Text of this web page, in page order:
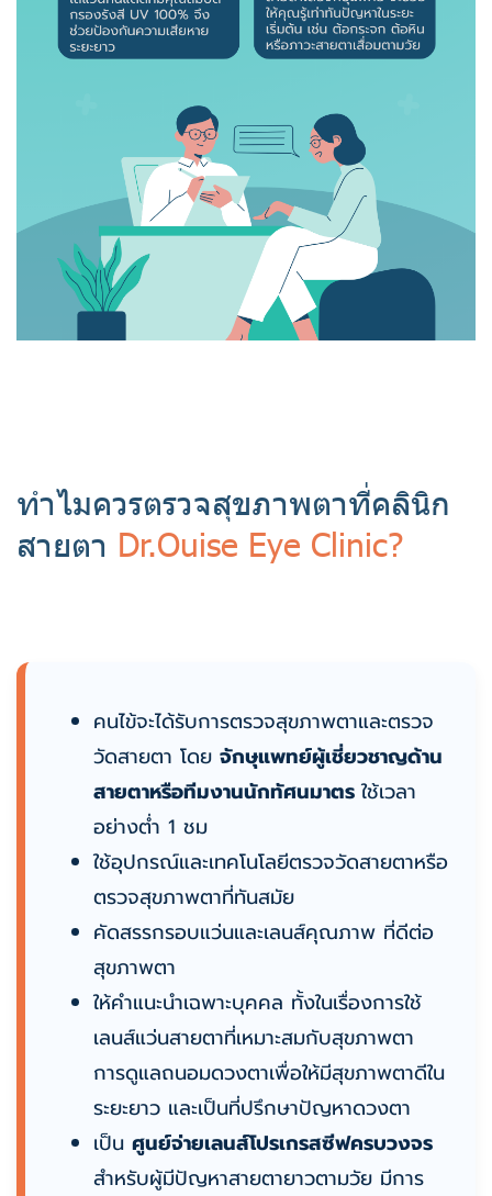
ทำไมควรตรวจสุขภาพตาที่คลินิก
สายตา Dr.Ouise Eye Clinic?
คนไข้จะได้รับการตรวจสุขภาพตาและตรวจ
วัดสายตา โดย จักษุแพทย์ผู้เชี่ยวชาญด้าน
สายตาหรือทีมงานนักทัศนมาตร ใช้เวลา
อย่างต่ำ 1 ชม
ใช้อุปกรณ์และเทคโนโลยีตรวจวัดสายตาหรือ
ตรวจสุขภาพตาที่ทันสมัย
คัดสรรกรอบแว่นและเลนส์คุณภาพ ที่ดีต่อ
สุขภาพตา
ให้คำแนะนำเฉพาะบุคคล ทั้งในเรื่องการใช้
เลนส์แว่นสายตาที่เหมาะสมกับสุขภาพตา
การดูแลถนอมดวงตาเพื่อให้มีสุขภาพตาดีใน
ระยะยาว และเป็นที่ปรึกษาปัญหาดวงตา
เป็น ศูนย์จ่ายเลนส์โปรเกรสซีฟครบวงจร
สำหรับผู้มีปัญหาสายตายาวตามวัย มีการ